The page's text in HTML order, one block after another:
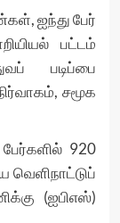
ஐந்து பேர்
பட்டம்
படிப்பை
சமூக
920
வெளிநாட்டுப்
(ஐபிஎஸ்)